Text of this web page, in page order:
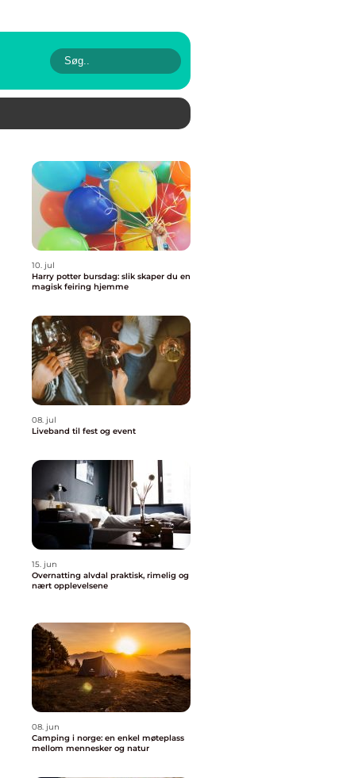
10. jul
Harry potter bursdag: slik skaper du en
magisk feiring hjemme
08. jul
Liveband til fest og event
15. jun
Overnatting alvdal praktisk, rimelig og
nært opplevelsene
08. jun
Camping i norge: en enkel møteplass
mellom mennesker og natur